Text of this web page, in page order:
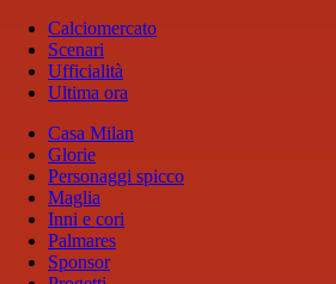
Calciomercato
Scenari
Ufficialità
Ultima ora
Casa Milan
Glorie
Personaggi spicco
Maglia
Inni e cori
Palmares
Sponsor